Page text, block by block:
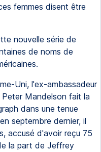
femmes disent être
nouvelle série de
de noms de
Uni, l'ex-ambassadeur
Mandelson fait la
dans une tenue
septembre dernier, il
accusé d'avoir reçu 75
la part de Jeffrey